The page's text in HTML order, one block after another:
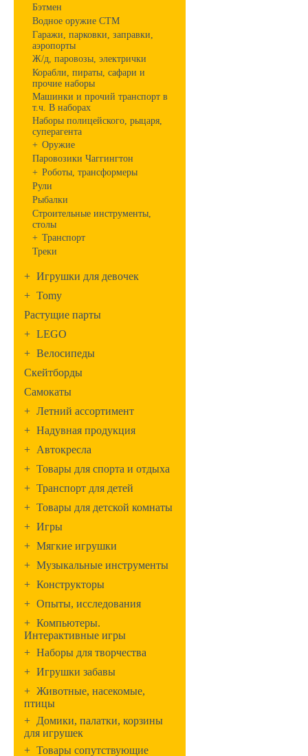
Бэтмен
Водное оружие СТМ
Гаражи, парковки, заправки,
аэропорты
Ж/д, паровозы, электрички
Корабли, пираты, сафари и
прочие наборы
Машинки и прочий транспорт в
т.ч. В наборах
Наборы полицейского, рыцаря,
суперагента
+ Оружие
Паровозики Чаггингтон
+ Роботы, трансформеры
Рули
Рыбалки
Строительные инструменты,
столы
+ Транспорт
Треки
+ Игрушки для девочек
+ Tomy
Растущие парты
+ LEGO
+ Велосипеды
Скейтборды
Самокаты
+ Летний ассортимент
+ Надувная продукция
+ Автокресла
+ Товары для спорта и отдыха
+ Транспорт для детей
+ Товары для детской комнаты
+ Игры
+ Мягкие игрушки
+ Музыкальные инструменты
+ Конструкторы
+ Опыты, исследования
+ Компьютеры.
Интерактивные игры
+ Наборы для творчества
+ Игрушки забавы
+ Животные, насекомые,
птицы
+ Домики, палатки, корзины
для игрушек
+ Товары сопутствующие